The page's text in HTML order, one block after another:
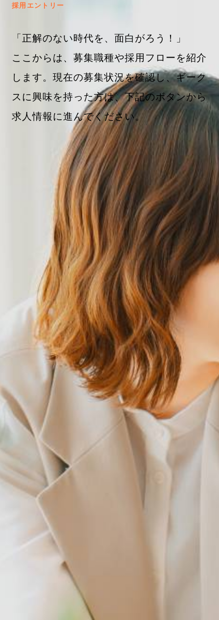
採用エントリー
「正解のない時代を、面白がろう！」
ここからは、募集職種や採用フローを紹介
します。現在の募集状況を確認し、ギーク
スに興味を持った方は、下記のボタンから
求人情報に進んでください。